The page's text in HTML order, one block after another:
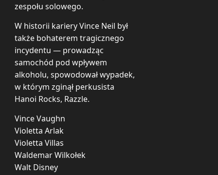
zespołu solowego.
W historii kariery Vince Neil był
także bohaterem tragicznego
incydentu — prowadząc
samochód pod wpływem
alkoholu, spowodował wypadek,
w którym zginął perkusista
Hanoi Rocks, Razzle.
Vince Vaughn
Violetta Arlak
Violetta Villas
Waldemar Wilkołek
Walt Disney